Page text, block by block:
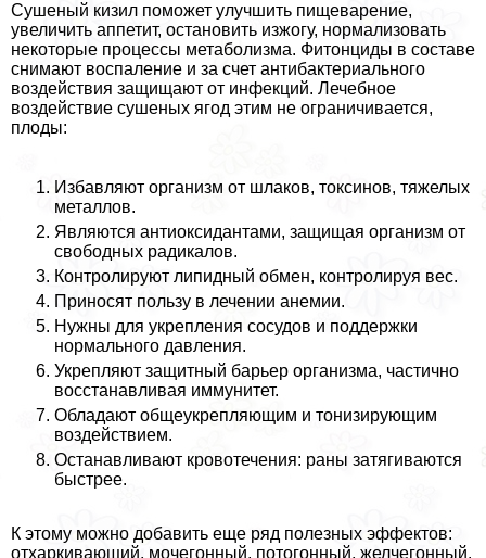
Сушеный кизил поможет улучшить пищеварение,
увеличить аппетит, остановить изжогу, нормализовать
некоторые процессы метаболизма. Фитонциды в составе
снимают воспаление и за счет антибактериального
воздействия защищают от инфекций. Лечебное
воздействие сушеных ягод этим не ограничивается,
плоды:
Избавляют организм от шлаков, токсинов, тяжелых
металлов.
Являются антиоксидантами, защищая организм от
свободных радикалов.
Контролируют липидный обмен, контролируя вес.
Приносят пользу в лечении анемии.
Нужны для укрепления сосудов и поддержки
нормального давления.
Укрепляют защитный барьер организма, частично
восстанавливая иммунитет.
Обладают общеукрепляющим и тонизирующим
воздействием.
Останавливают кровотечения: раны затягиваются
быстрее.
К этому можно добавить еще ряд полезных эффектов:
отхаркивающий, мочегонный, потогонный, желчегонный.